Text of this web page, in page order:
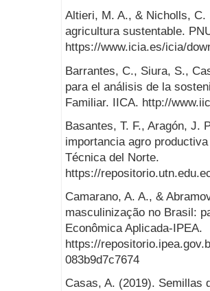
Altieri, M. A., & Nicholls,
agricultura sustentable.
https://www.icia.es/icia/
Barrantes, C., Siura, S.,
para el análisis de la
Familiar. IICA. http://
Basantes, T. F., Aragón, J.
importancia agro
Técnica del Norte.
https://
Camarano, A. A., &
masculinização no Brasil:
Econômica Aplicada-IPEA.
https://
083b9d7c7674
Casas, A. (2019). Semillas